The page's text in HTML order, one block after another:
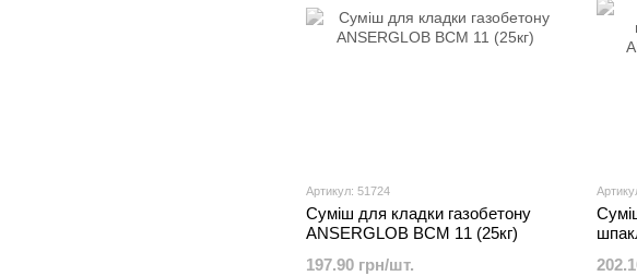
Артикул: 51724
Суміш для кладки газобетону
ANSERGLOB ВСМ 11 (25кг)
197.90 грн/шт.